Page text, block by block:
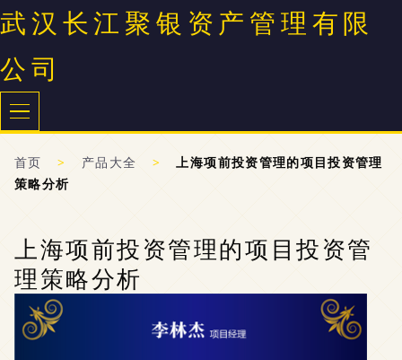
武汉长江聚银资产管理有限
公司
首页 > 产品大全 >
上海项前投资管理的项目投资管理
策略分析
上海项前投资管理的项目投资管
理策略分析